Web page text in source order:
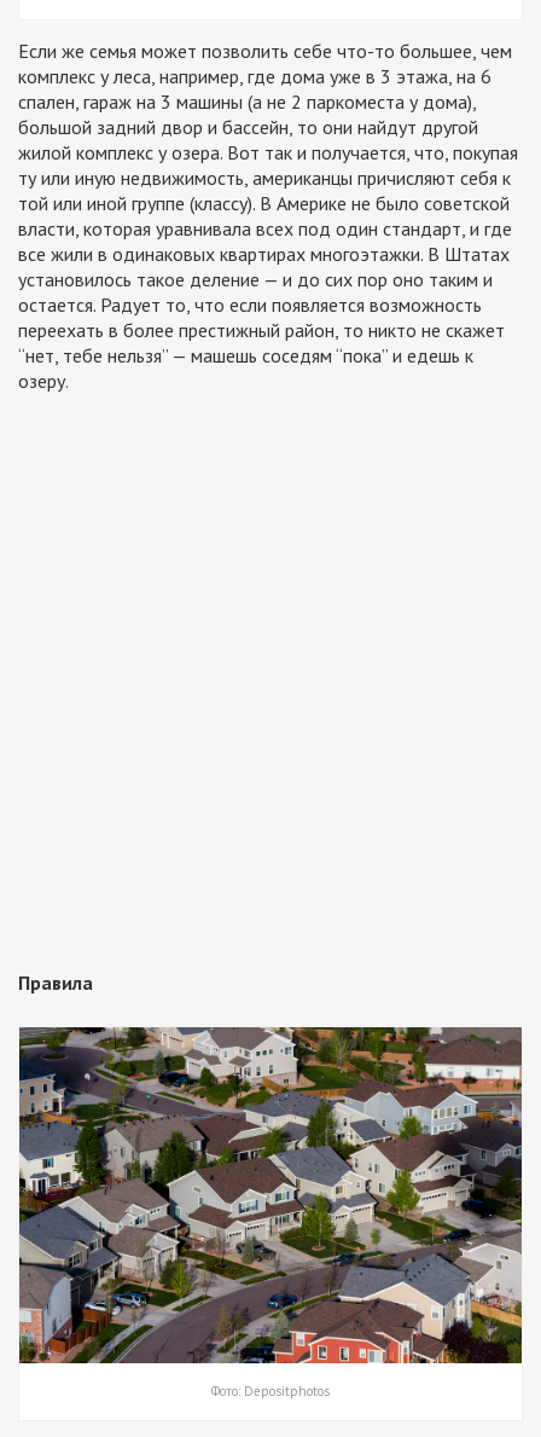
Если же семья может позволить себе что-то большее, чем
комплекс у леса, например, где дома уже в 3 этажа, на 6
спален, гараж на 3 машины (а не 2 паркоместа у дома),
большой задний двор и бассейн, то они найдут другой
жилой комплекс у озера. Вот так и получается, что, покупая
ту или иную недвижимость, американцы причисляют себя к
той или иной группе (классу). В Америке не было советской
власти, которая уравнивала всех под один стандарт, и где
все жили в одинаковых квартирах многоэтажки. В Штатах
установилось такое деление — и до сих пор оно таким и
остается. Радует то, что если появляется возможность
переехать в более престижный район, то никто не скажет
“нет, тебе нельзя” — машешь соседям “пока” и едешь к
озеру.
Правила
Фото: Depositphotos